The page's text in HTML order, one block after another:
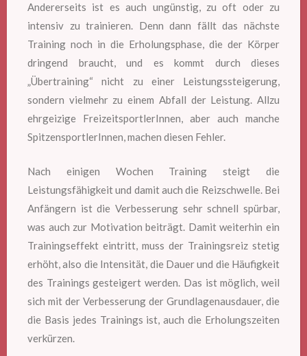
Andererseits ist es auch ungünstig, zu oft oder zu
intensiv zu trainieren. Denn dann fällt das nächste
Training noch in die Erholungsphase, die der Körper
dringend braucht, und es kommt durch dieses
„Übertraining“ nicht zu einer Leistungssteigerung,
sondern vielmehr zu einem Abfall der Leistung. Allzu
ehrgeizige FreizeitsportlerInnen, aber auch manche
SpitzensportlerInnen, machen diesen Fehler.
Nach einigen Wochen Training steigt die
Leistungsfähigkeit und damit auch die Reizschwelle. Bei
Anfängern ist die Verbesserung sehr schnell spürbar,
was auch zur Motivation beiträgt. Damit weiterhin ein
Trainingseffekt eintritt, muss der Trainingsreiz stetig
erhöht, also die Intensität, die Dauer und die Häufigkeit
des Trainings gesteigert werden. Das ist möglich, weil
sich mit der Verbesserung der Grundlagenausdauer, die
die Basis jedes Trainings ist, auch die Erholungszeiten
verkürzen.